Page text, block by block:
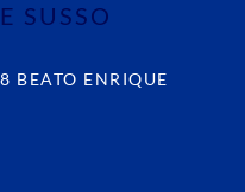
SUSSO
BEATO ENRIQUE